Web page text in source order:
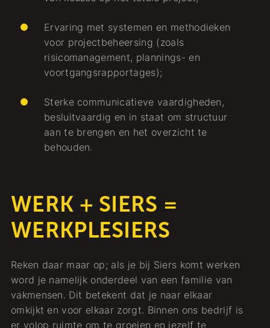
Ervaring met systemen en methodieken
voor projectbeheersing (zoals
risicomanagement, plannings- en
voortgangsrapportages);
Sterke communicatieve vaardigheden,
besluitvaardig en in staat om structuur
aan te brengen en het overzicht te
behouden.
WERK + SIERS =
WERKPLESIERS
Reken daar maar op; als je bij Siers komt werken
word je namelijk onderdeel van een familie van
vakmensen. Dit betekent dat je naar elkaar
omkijkt en voor elkaar zorgt. Binnen ons bedrijf is
er volop ruimte om te groeien en jezelf te